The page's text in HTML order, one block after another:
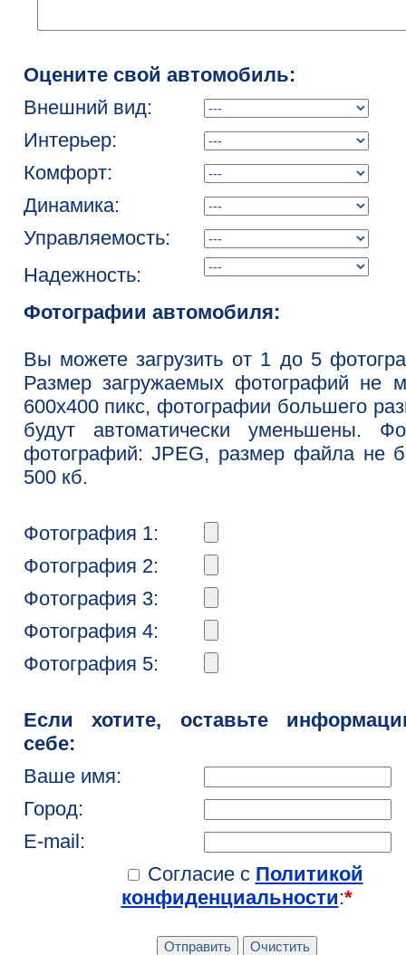
Оцените свой автомобиль:
Внешний вид:
Интерьер:
Комфорт:
Динамика:
Управляемость:
Надежность:
Фотографии автомобиля:
Вы можете загрузить от 1 до 5
Размер загружаемых фотографий не
600x400 пикс, фотографии большего
будут автоматически уменьшены.
фотографий: JPEG, размер файла не
500 кб.
Фотография 1:
Фотография 2:
Фотография 3:
Фотография 4:
Фотография 5:
Если хотите, оставьте
себе:
Ваше имя:
Город:
E-mail:
Согласие с Политикой
конфиденциальности:*